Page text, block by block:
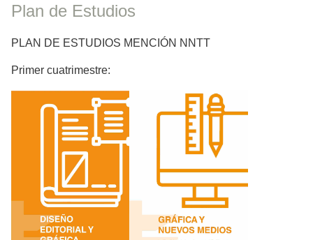
Plan de Estudios
PLAN DE ESTUDIOS MENCIÓN NNTT
Primer cuatrimestre: